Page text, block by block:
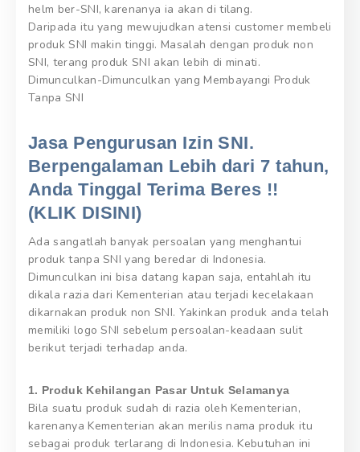
helm ber-SNI, karenanya ia akan di tilang.
Daripada itu yang mewujudkan atensi customer membeli
produk SNI makin tinggi. Masalah dengan produk non
SNI, terang produk SNI akan lebih di minati.
Dimunculkan-Dimunculkan yang Membayangi Produk
Tanpa SNI
Jasa Pengurusan Izin SNI.
Berpengalaman Lebih dari 7 tahun,
Anda Tinggal Terima Beres !!
(KLIK DISINI)
Ada sangatlah banyak persoalan yang menghantui
produk tanpa SNI yang beredar di Indonesia.
Dimunculkan ini bisa datang kapan saja, entahlah itu
dikala razia dari Kementerian atau terjadi kecelakaan
dikarnakan produk non SNI. Yakinkan produk anda telah
memiliki logo SNI sebelum persoalan-keadaan sulit
berikut terjadi terhadap anda.
1. Produk Kehilangan Pasar Untuk Selamanya
Bila suatu produk sudah di razia oleh Kementerian,
karenanya Kementerian akan merilis nama produk itu
sebagai produk terlarang di Indonesia. Kebutuhan ini